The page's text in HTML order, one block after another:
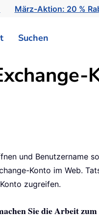
März-Aktion: 20 %
Suchen
und Benutzername
Konto im Web.
zugreifen.
Sie die Arbeit